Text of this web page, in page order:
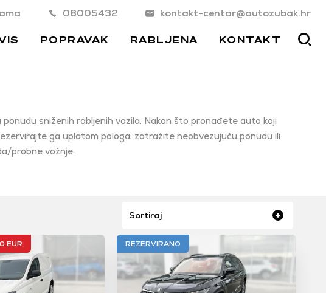
08005432 kontakt-centar@autozubak.hr
POPRAVAK RABLJENA KONTAKT
sniženih rabljenih vozila. Nakon što pronađete auto koji
ga uplatom pologa, zatražite neobvezujuću ponudu ili
probne vožnje.
Sortiraj
EUR REZERVIRANO